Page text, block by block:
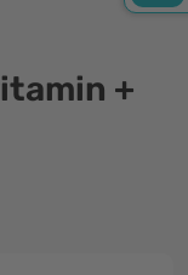
+